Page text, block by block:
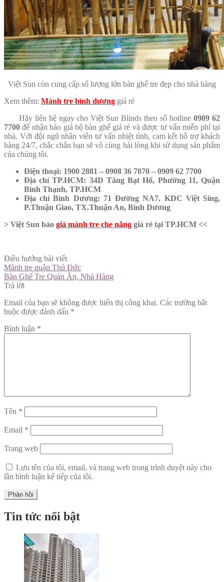
Việt Sun còn cung cấp số lượng lớn bàn ghế tre đẹp cho nhà hàng
Xem thêm: Mành tre bình dương giá rẻ
Hãy liên hệ ngay cho Việt Sun Blinds theo số hotline0909 62
7700 để nhận báo giá bộ bàn ghế giá rẻ và được tư vấn miễn phí tại
nhà. Với đội ngũ nhân viên tư vấn nhiệt tình, cam kết hỗ trợ khách
hàng 24/7, chắc chắn bạn sẽ vô cùng hài lòng khi sử dụng sản phẩm
của chúng tôi.
Điện thoại: 1900 2881 – 0908 36 7070 – 0909 62 7700
Địa chỉ TP.HCM: 34D Tăng Bạt Hổ, Phường 11, Quận
Bình Thạnh, TP.HCM
Địa chỉ Bình Dương: 71 Đường NA7, KDC Việt Sing,
P.Thuận Giao, TX.Thuận An, Bình Dương
> Việt Sun báo giá mành tre che nắng giá rẻ tại TP.HCM <<
Điều hướng bài viết
Mành tre quận Thủ Đức
Bàn Ghế Tre Quán Ăn, Nhà Hàng
Trả lời
Email của bạn sẽ không được hiển thị công khai. Các trường bắt
buộc được đánh dấu *
Bình luận *
Tên *
Email *
Trang web
Lưu tên của tôi, email, và trang web trong trình duyệt này cho
lần bình luận kế tiếp của tôi.
Tin tức nổi bật